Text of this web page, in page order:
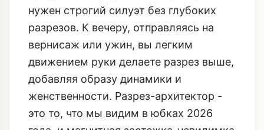
нужен строгий силуэт без глубоких
разрезов. К вечеру, отправляясь на
вернисаж или ужин, вы легким
движением руки делаете разрез выше,
добавляя образу динамики и
женственности. Разрез-архитектор -
это то, что мы видим в юбках 2026